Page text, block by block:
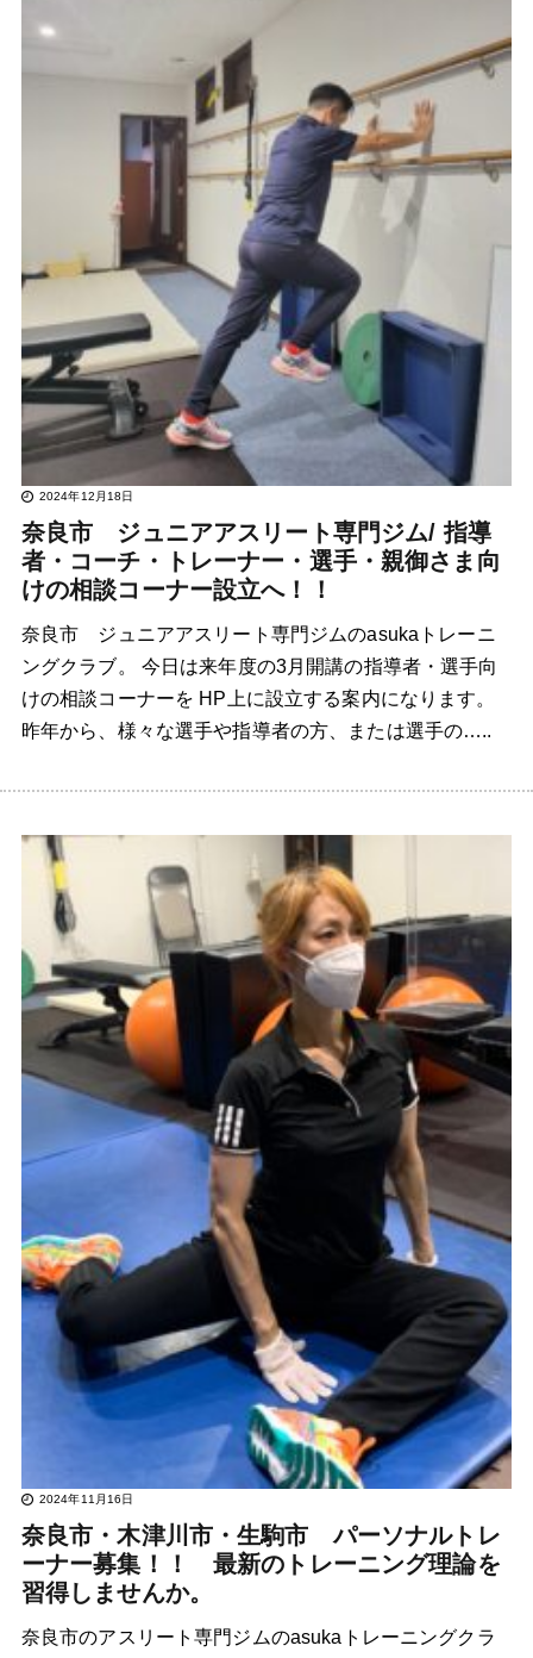
2024年12月18日
奈良市 ジュニアアスリート専門ジム/ 指導
者・コーチ・トレーナー・選手・親御さま向
けの相談コーナー設立へ！！
奈良市 ジュニアアスリート専門ジムのasukaトレーニ
ングクラブ。 今日は来年度の3月開講の指導者・選手向
けの相談コーナーを HP上に設立する案内になります。
昨年から、様々な選手や指導者の方、または選手の…..
2024年11月16日
奈良市・木津川市・生駒市 パーソナルトレ
ーナー募集！！ 最新のトレーニング理論を
習得しませんか。
奈良市のアスリート専門ジムのasukaトレーニングクラ